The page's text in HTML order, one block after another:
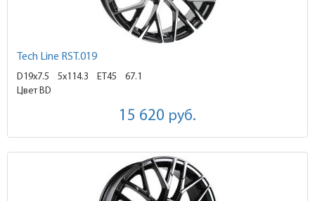
Tech Line RST.019
D19x7.5 5x114.3 ET45
67.1
Цвет BD
15 620 руб.